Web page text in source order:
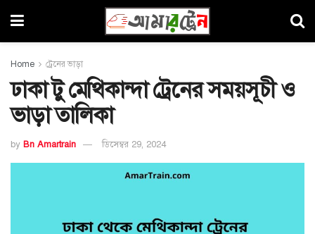
Home ট্রেনের ভাড়া
ঢাকা টু মেথিকান্দা ট্রেনের সময়সূচী ও
ভাড়া তালিকা
by Bn Amartrain ডিসেম্বর 29, 2024